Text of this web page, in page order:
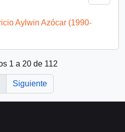
Aylwin Azócar (1990-
1 a 20 de 112
Siguiente